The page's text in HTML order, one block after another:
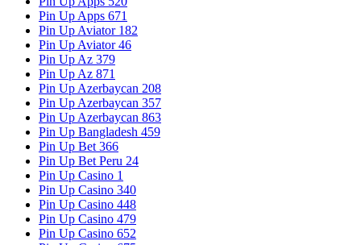
Pin Up Apps 671
Pin Up Aviator 182
Pin Up Aviator 46
Pin Up Az 379
Pin Up Az 871
Pin Up Azerbaycan 208
Pin Up Azerbaycan 357
Pin Up Azerbaycan 863
Pin Up Bangladesh 459
Pin Up Bet 366
Pin Up Bet Peru 24
Pin Up Casino 1
Pin Up Casino 340
Pin Up Casino 448
Pin Up Casino 479
Pin Up Casino 652